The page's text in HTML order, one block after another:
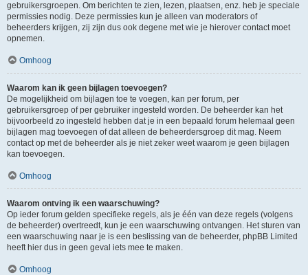
gebruikersgroepen. Om berichten te zien, lezen, plaatsen, enz. heb je speciale
permissies nodig. Deze permissies kun je alleen van moderators of
beheerders krijgen, zij zijn dus ook degene met wie je hierover contact moet
opnemen.
Omhoog
Waarom kan ik geen bijlagen toevoegen?
De mogelijkheid om bijlagen toe te voegen, kan per forum, per
gebruikersgroep of per gebruiker ingesteld worden. De beheerder kan het
bijvoorbeeld zo ingesteld hebben dat je in een bepaald forum helemaal geen
bijlagen mag toevoegen of dat alleen de beheerdersgroep dit mag. Neem
contact op met de beheerder als je niet zeker weet waarom je geen bijlagen
kan toevoegen.
Omhoog
Waarom ontving ik een waarschuwing?
Op ieder forum gelden specifieke regels, als je één van deze regels (volgens
de beheerder) overtreedt, kun je een waarschuwing ontvangen. Het sturen van
een waarschuwing naar je is een beslissing van de beheerder, phpBB Limited
heeft hier dus in geen geval iets mee te maken.
Omhoog